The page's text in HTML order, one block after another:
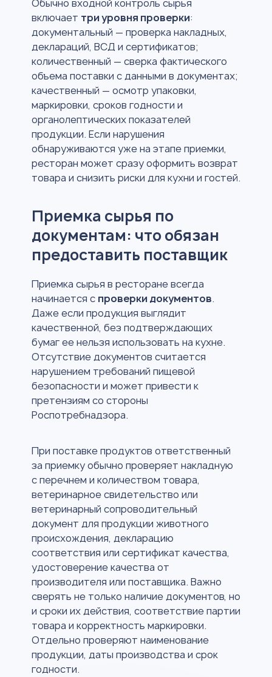
Обычно входной контроль сырья
включает три уровня проверки:
документальный — проверка накладных,
деклараций, ВСД и сертификатов;
количественный — сверка фактического
объема поставки с данными в документах;
качественный — осмотр упаковки,
маркировки, сроков годности и
органолептических показателей
продукции. Если нарушения
обнаруживаются уже на этапе приемки,
ресторан может сразу оформить возврат
товара и снизить риски для кухни и гостей.
Приемка сырья по
документам: что обязан
предоставить поставщик
Приемка сырья в ресторане всегда
начинается с проверки документов.
Даже если продукция выглядит
качественной, без подтверждающих
бумаг ее нельзя использовать на кухне.
Отсутствие документов считается
нарушением требований пищевой
безопасности и может привести к
претензиям со стороны
Роспотребнадзора.
При поставке продуктов ответственный
за приемку обычно проверяет накладную
с перечнем и количеством товара,
ветеринарное свидетельство или
ветеринарный сопроводительный
документ для продукции животного
происхождения, декларацию
соответствия или сертификат качества,
удостоверение качества от
производителя или поставщика. Важно
сверять не только наличие документов, но
и сроки их действия, соответствие партии
товара и корректность маркировки.
Отдельно проверяют наименование
продукции, даты производства и срок
годности.